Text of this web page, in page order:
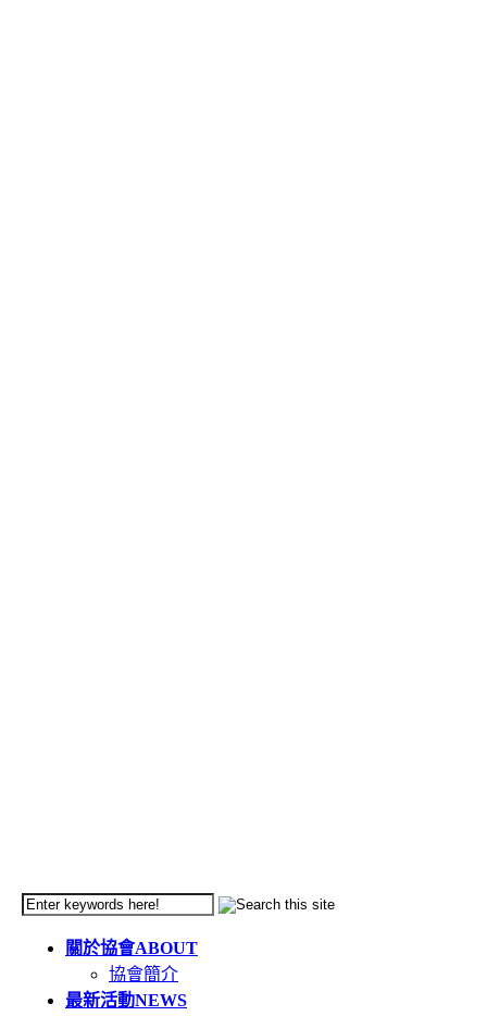
關於協會ABOUT
協會簡介
最新活動NEWS